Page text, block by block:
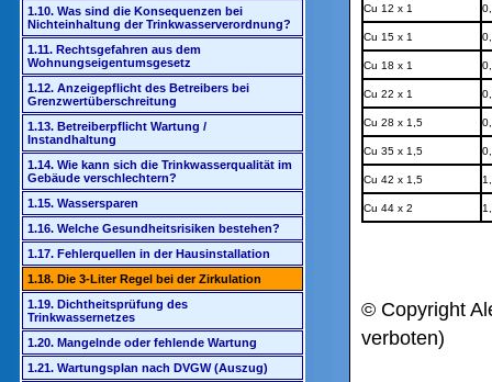
1.10. Was sind die Konsequenzen bei
Nichteinhaltung der Trinkwasserverordnung?
1.11. Rechtsgefahren aus dem
Wohnungseigentumsgesetz
1.12. Anzeigepflicht des Betreibers bei
Grenzwertüberschreitung
1.13. Betreiberpflicht Wartung /
Instandhaltung
1.14. Wie kann sich die Trinkwasserqualität im
Gebäude verschlechtern?
1.15. Wassersparen
1.16. Welche Gesundheitsrisiken bestehen?
1.17. Fehlerquellen in der Hausinstallation
1.18. Die 3-Liter Regel bei der Zirkulation
1.19. Dichtheitsprüfung des
Trinkwassernetzes
1.20. Mangelnde oder fehlende Wartung
1.21. Wartungsplan nach DVGW (Auszug)
Cu 12 x 1
Cu 15 x 1
Cu 18 x 1
Cu 22 x 1
Cu 28 x 1,5
Cu 35 x 1,5
Cu 42 x 1,5
Cu 44 x 2
© Copyright
verboten)